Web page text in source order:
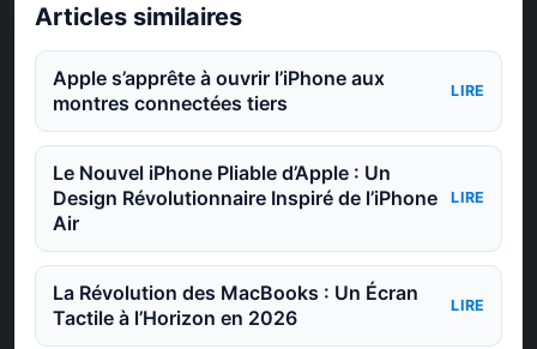
Articles similaires
Apple s’apprête à ouvrir l’iPhone aux
montres connectées tiers
LIRE
Le Nouvel iPhone Pliable d’Apple : Un
Design Révolutionnaire Inspiré de l’iPhone
Air
LIRE
La Révolution des MacBooks : Un Écran
Tactile à l’Horizon en 2026
LIRE